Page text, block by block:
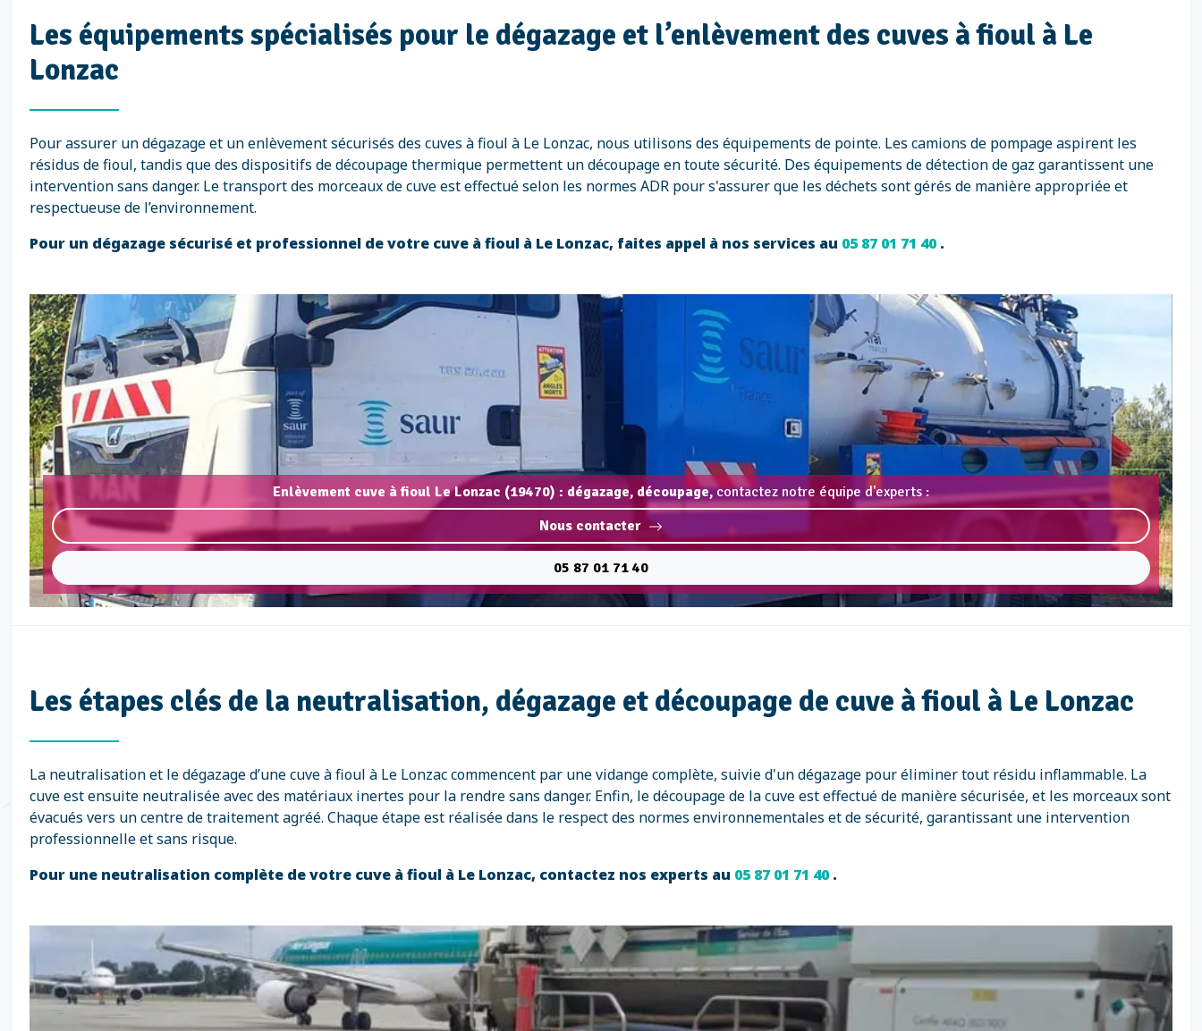
Les équipements spécialisés pour le dégazage et l’enlèvement des cuves à fioul à Le
Lonzac
Pour assurer un dégazage et un enlèvement sécurisés des cuves à fioul à Le Lonzac, nous utilisons des équipements de pointe. Les camions de pompage aspirent les
résidus de fioul, tandis que des dispositifs de découpage thermique permettent un découpage en toute sécurité. Des équipements de détection de gaz garantissent une
intervention sans danger. Le transport des morceaux de cuve est effectué selon les normes ADR pour s'assurer que les déchets sont gérés de manière appropriée et
respectueuse de l’environnement.
Pour un dégazage sécurisé et professionnel de votre cuve à fioul à Le Lonzac, faites appel à nos services au 05 87 01 71 40.
Enlèvement cuve à fioul Le Lonzac (19470) : dégazage, découpage,contactez notre équipe d'experts :
Nous contacter
05 87 01 71 40
Les étapes clés de la neutralisation, dégazage et découpage de cuve à fioul à Le Lonzac
La neutralisation et le dégazage d’une cuve à fioul à Le Lonzac commencent par une vidange complète, suivie d'un dégazage pour éliminer tout résidu inflammable. La
cuve est ensuite neutralisée avec des matériaux inertes pour la rendre sans danger. Enfin, le découpage de la cuve est effectué de manière sécurisée, et les morceaux sont
évacués vers un centre de traitement agréé. Chaque étape est réalisée dans le respect des normes environnementales et de sécurité, garantissant une intervention
professionnelle et sans risque.
Pour une neutralisation complète de votre cuve à fioul à Le Lonzac, contactez nos experts au 05 87 01 71 40.